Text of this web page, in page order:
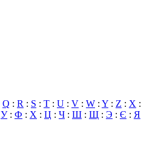
Q : R : S : T : U : V : W : Y : Z : X :
У: Ф : Х : Ц : Ч : Ш : Щ : Э : Є : Я